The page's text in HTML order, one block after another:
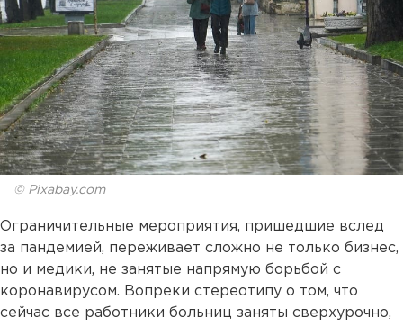
© Pixabay.com
Ограничительные мероприятия, пришедшие вслед
за пандемией, переживает сложно не только бизнес,
но и медики, не занятые напрямую борьбой с
коронавирусом. Вопреки стереотипу о том, что
сейчас все работники больниц заняты сверхурочно,